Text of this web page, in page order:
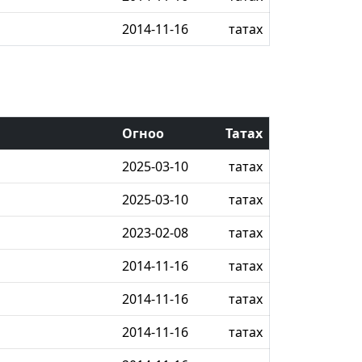
2014-11-16
татах
Огноо
Татах
2025-03-10
татах
2025-03-10
татах
2023-02-08
татах
2014-11-16
татах
2014-11-16
татах
2014-11-16
татах